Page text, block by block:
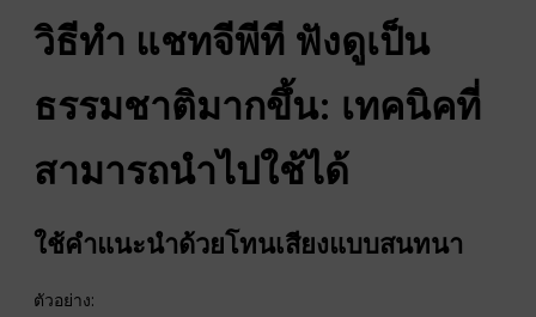
วิธีทำ แชทจีพีที ฟังดูเป็น
ธรรมชาติมากขึ้น: เทคนิคที่
สามารถนำไปใช้ได้
ใช้คำแนะนำด้วยโทนเสียงแบบสนทนา
ตัวอย่าง: